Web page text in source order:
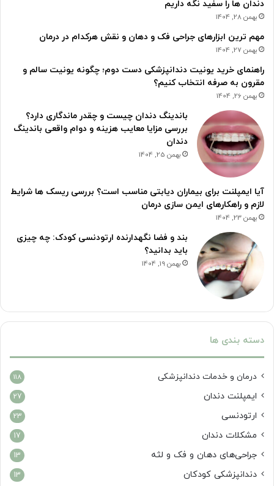
دندان ها را سفید نگه داریم
بهمن 28, 1404
مهم ترین ابزارهای جراحی فک و دهان و نقش هرکدام در درمان
بهمن 27, 1404
راهنمای خرید یونیت دندانپزشکی دست دوم؛ چگونه یونیت سالم و
مقرون به صرفه انتخاب کنیم؟
بهمن 26, 1404
باندینگ دندان چیست و چقدر ماندگاری دارد؟
بررسی مزایا معایب هزینه و دوام واقعی باندینگ
دندان
بهمن 25, 1404
آیا ایمپلنت برای بیماران دیابتی مناسب است؟ بررسی ریسک ها شرایط
لازم و راهکارهای ایمن سازی درمان
بهمن 23, 1404
بند و فضا نگهدارنده ارتودنسی کودک: چه چیزی
باید بدانید؟
بهمن 19, 1404
دسته بندی ها
درمان‌ و خدمات دندانپزشکی 118
ایمپلنت دندان 27
ارتودنسی 23
مشکلات دندان 17
جراحی‌های دهان و فک و لثه 13
دندانپزشکی کودکان 13